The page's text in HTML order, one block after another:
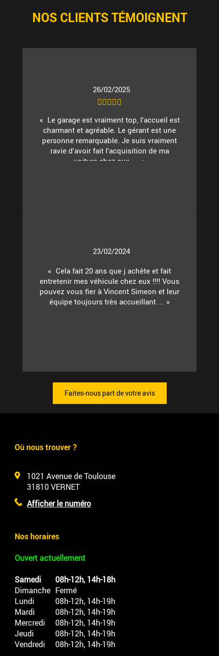
NOS CLIENTS TÉMOIGNENT
26/02/2025
Le garage est vraiment top, l'accueil est
charmant et agréable. Le gérant est une
personne remarquable. Je suis vraiment
ravie d'avoir fait l'acquisition de ma
voiture chez eux. ...
23/02/2024
Cela fait 20 ans que j achète et fait
entretenir mes véhicule chez eux !!!! Vous
pouvez vous fier à Vincent Simeon et leur
équipe toujours très accueillant ...
Faites-nous part de votre avis
Où nous trouver ?
1021 Avenue de Toulouse
31810VERNET
Afficher le numéro
Nos horaires
Ouvert actuellement
Samedi
08h-12h, 14h-18h
Dimanche Fermé
Lundi
08h-12h, 14h-19h
Mardi
08h-12h, 14h-19h
Mercredi
08h-12h, 14h-19h
Jeudi
08h-12h, 14h-19h
Vendredi
08h-12h, 14h-19h